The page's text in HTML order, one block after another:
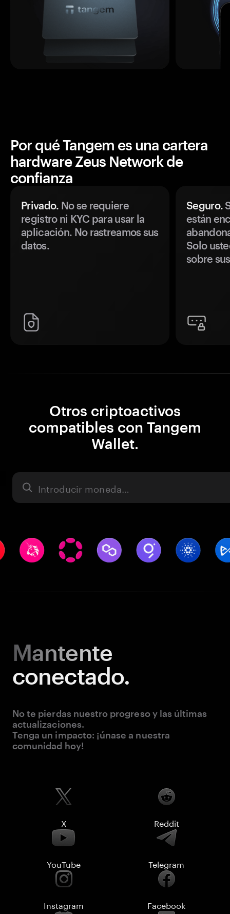
Por qué Tangem es una cartera
hardware Zeus Network de
confianza
Privado. No se requiere
registro ni KYC para usar la
aplicación. No rastreamos sus
datos.
Seguro.
están
Solo
sobre
Otros criptoactivos
compatibles con Tangem
Wallet.
Activo
Mantente
conectado.
No te pierdas nuestro progreso y las últimas
actualizaciones.
Tenga un impacto: ¡únase a nuestra
comunidad hoy!
X Reddit
YouTube Telegram
Instagram Facebook